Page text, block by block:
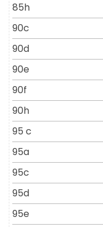
85h
90c
90d
90e
90f
90h
95 c
95a
95c
95d
95e